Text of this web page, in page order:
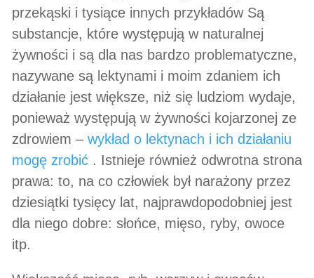
przekąski i tysiące innych przykładów Są
substancje, które występują w naturalnej
żywności i są dla nas bardzo problematyczne,
nazywane są lektynami i moim zdaniem ich
działanie jest większe, niż się ludziom wydaje,
ponieważ występują w żywności kojarzonej ze
zdrowiem – wykład o lektynach i ich działaniu
mogę zrobić . Istnieje również odwrotna strona
prawa: to, na co człowiek był narażony przez
dziesiątki tysięcy lat, najprawdopodobniej jest
dla niego dobre: słońce, mięso, ryby, owoce
itp.